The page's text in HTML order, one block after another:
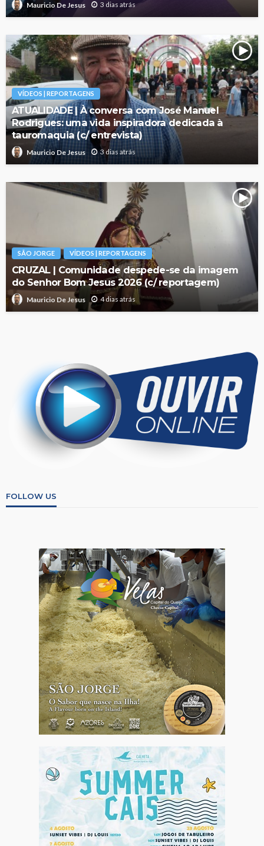
Mauricio De Jesus 3 dias atrás
VÍDEOS | REPORTAGENS
ATUALIDADE | À conversa com José Manuel
Rodrigues: uma vida inspiradora dedicada à
tauromaquia (c/ entrevista)
Mauricio De Jesus 3 dias atrás
SÃO JORGE VÍDEOS | REPORTAGENS
CRUZAL | Comunidade despede-se da imagem
do Senhor Bom Jesus 2026 (c/ reportagem)
Mauricio De Jesus 4 dias atrás
FOLLOW US